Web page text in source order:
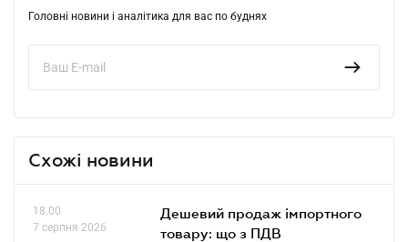
Головні новини і аналітика для вас по буднях
Схожі новини
18.00
7 серпня 2026
Дешевий продаж імпортного
товару: що з ПДВ